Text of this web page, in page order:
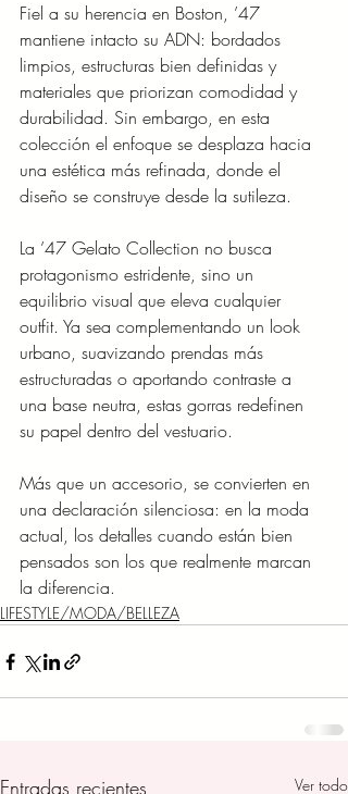
Fiel a su herencia en Boston, ’47
mantiene intacto su ADN: bordados
limpios, estructuras bien definidas y
materiales que priorizan comodidad y
durabilidad. Sin embargo, en esta
colección el enfoque se desplaza hacia
una estética más refinada, donde el
diseño se construye desde la sutileza.
La ’47 Gelato Collection no busca
protagonismo estridente, sino un
equilibrio visual que eleva cualquier
outfit. Ya sea complementando un look
urbano, suavizando prendas más
estructuradas o aportando contraste a
una base neutra, estas gorras redefinen
su papel dentro del vestuario.
Más que un accesorio, se convierten en
una declaración silenciosa: en la moda
actual, los detalles cuando están bien
pensados son los que realmente marcan
la diferencia.
LIFESTYLE/MODA/BELLEZA
Entradas recientes Ver todo